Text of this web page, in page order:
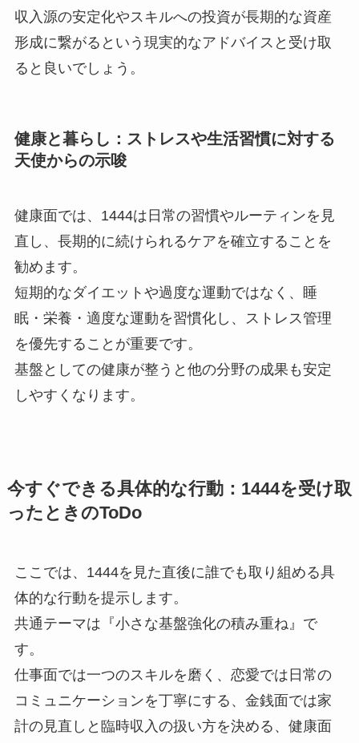
収入源の安定化やスキルへの投資が長期的な資産
形成に繋がるという現実的なアドバイスと受け取
ると良いでしょう。
健康と暮らし：ストレスや生活習慣に対する
天使からの示唆
健康面では、1444は日常の習慣やルーティンを見
直し、長期的に続けられるケアを確立することを
勧めます。
短期的なダイエットや過度な運動ではなく、睡
眠・栄養・適度な運動を習慣化し、ストレス管理
を優先することが重要です。
基盤としての健康が整うと他の分野の成果も安定
しやすくなります。
今すぐできる具体的な行動：1444を受け取
ったときのToDo
ここでは、1444を見た直後に誰でも取り組める具
体的な行動を提示します。
共通テーマは『小さな基盤強化の積み重ね』で
す。
仕事面では一つのスキルを磨く、恋愛では日常の
コミュニケーションを丁寧にする、金銭面では家
計の見直しと臨時収入の扱い方を決める、健康面